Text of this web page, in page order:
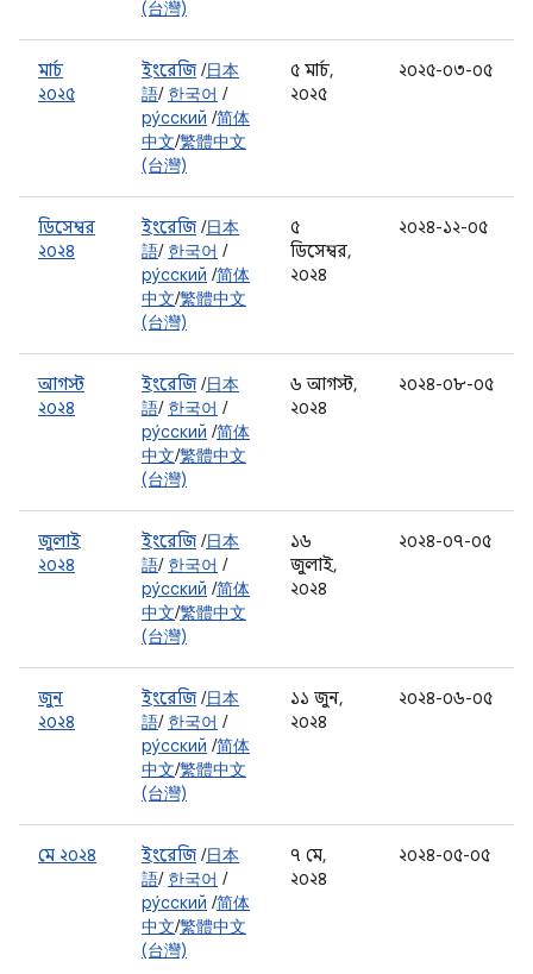
(台灣)
মার্চ
২০২৫
ইংরেজি /日本
語/ 한국어 /
ру́сский /简体
中文/繁體中文
(台灣)
৫ মার্চ,
২০২৫
২০২৫-০৩-০৫
ডিসেম্বর
২০২৪
ইংরেজি /日本
語/ 한국어 /
ру́сский /简体
中文/繁體中文
(台灣)
৫
ডিসেম্বর,
২০২৪
২০২৪-১২-০৫
আগস্ট
২০২৪
ইংরেজি /日本
語/ 한국어 /
ру́сский /简体
中文/繁體中文
(台灣)
৬ আগস্ট,
২০২৪
২০২৪-০৮-০৫
জুলাই
২০২৪
ইংরেজি /日本
語/ 한국어 /
ру́сский /简体
中文/繁體中文
(台灣)
১৬
জুলাই,
২০২৪
২০২৪-০৭-০৫
জুন
২০২৪
ইংরেজি /日本
語/ 한국어 /
ру́сский /简体
中文/繁體中文
(台灣)
১১ জুন,
২০২৪
২০২৪-০৬-০৫
মে ২০২৪ ইংরেজি /日本
語/ 한국어 /
ру́сский /简体
中文/繁體中文
(台灣)
৭ মে,
২০২৪
২০২৪-০৫-০৫